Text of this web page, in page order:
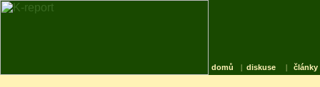
domů | diskuse | články